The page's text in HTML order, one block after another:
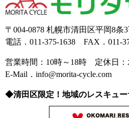
〒004-0878 札幌市清田区平岡8条
電話．011-375-1638 FAX．011-
営業時間：10時～18時 定休日：
E-Mail．info@morita-cycle.com
◆清田区限定！地域のレスキュー